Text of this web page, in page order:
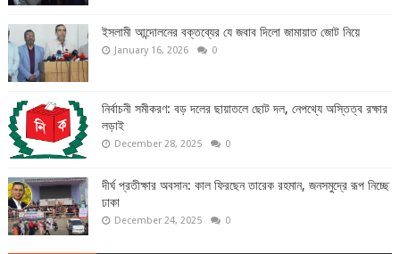
ইসলামী আন্দোলনের বক্তব্যের যে জবাব দিলো জামায়াত জোট নিয়ে
January 16, 2026 0
নির্বাচনী সমীকরণ: বড় দলের ছায়াতলে ছোট দল, নেপথ্যে অস্তিত্ব রক্ষার
লড়াই
December 28, 2025 0
দীর্ঘ প্রতীক্ষার অবসান: কাল ফিরছেন তারেক রহমান, জনসমুদ্রে রূপ নিচ্ছে
ঢাকা
December 24, 2025 0